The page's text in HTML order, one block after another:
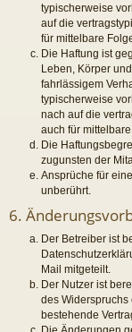
typischerweise
auf die
für mittelbare
Die Haftung ist
Leben, Körper
fahrlässigem
typischerweise
nach auf die
auch für
Die
zugunsten der
Ansprüche für
unberührt.
6.
Der Betreiber ist
Mail mitgeteilt.
Der Nutzer ist
des
bestehende